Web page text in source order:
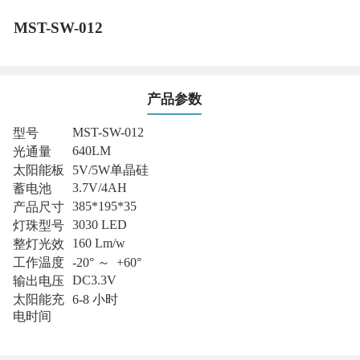
MST-SW-012
产品参数
型号
MST-SW-012
光通量
640LM
太阳能板
5V/5W单晶硅
蓄电池
3.7V/4AH
产品尺寸 385*195*35
灯珠型号 3030 LED
整灯光效
160 Lm/w
工作温度 -20° ～ +60°
输出电压
DC3.3V
太阳能充
电时间
6-8 小时